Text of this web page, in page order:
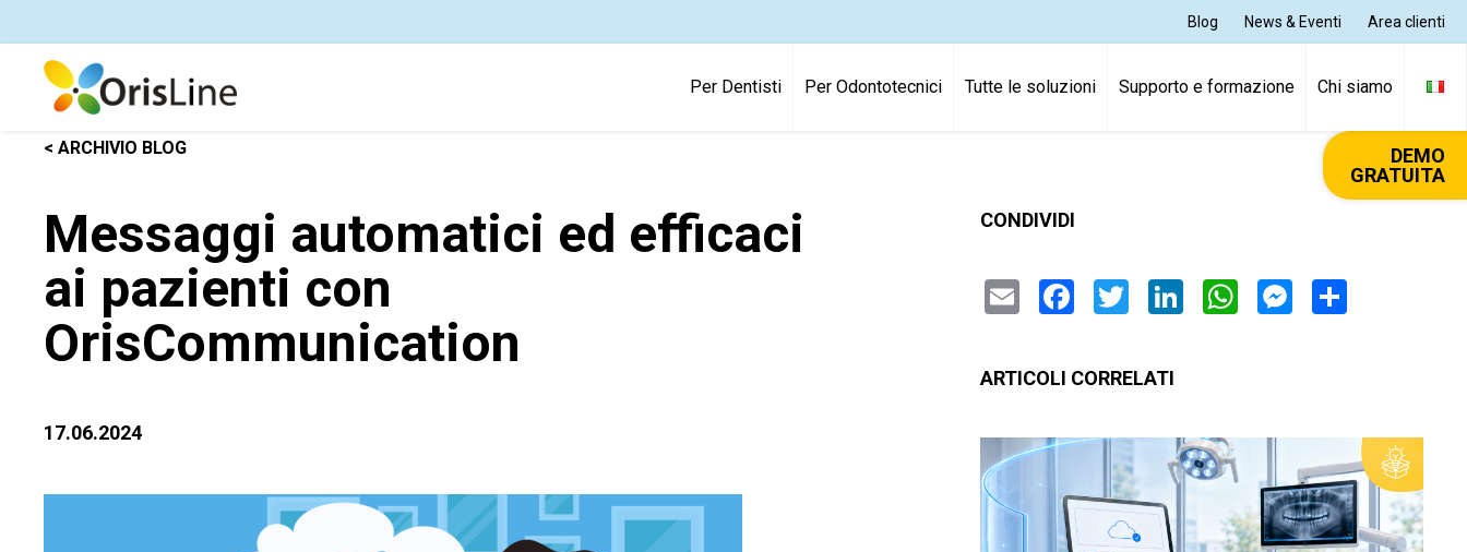
DEMO
GRATUITA
Blog News & Eventi Area clienti
Per Dentisti Per Odontotecnici Tutte le soluzioni Supporto e formazione Chi siamo
< ARCHIVIO BLOG
Messaggi automatici ed efficaci
ai pazienti con
OrisCommunication
17.06.2024
CONDIVIDI
EmailFacebook
TwitterLinkedInWhatsApp
Messenger
ARTICOLI CORRELATI